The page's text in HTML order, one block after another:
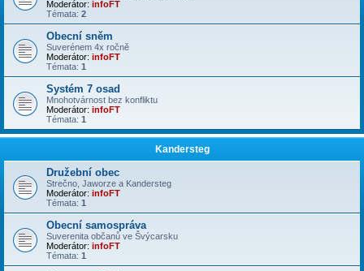
Moderátor: infoFT
Témata: 2
Obecní sněm
Suverénem 4x ročně
Moderátor: infoFT
Témata: 1
Systém 7 osad
Mnohotvárnost bez konfliktu
Moderátor: infoFT
Témata: 1
Kandersteg
Družební obec
Strečno, Jaworze a Kandersteg
Moderátor: infoFT
Témata: 1
Obecní samospráva
Suverenita občanů ve Švýcarsku
Moderátor: infoFT
Témata: 1